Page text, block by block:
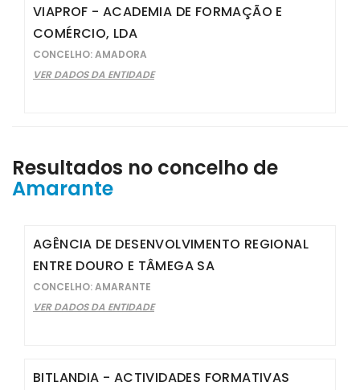
VIAPROF - ACADEMIA DE FORMAÇÃO E
COMÉRCIO, LDA
CONCELHO: AMADORA
VER DADOS DA ENTIDADE
Resultados no concelho de
Amarante
AGÊNCIA DE DESENVOLVIMENTO REGIONAL
ENTRE DOURO E TÂMEGA SA
CONCELHO: AMARANTE
VER DADOS DA ENTIDADE
BITLANDIA - ACTIVIDADES FORMATIVAS